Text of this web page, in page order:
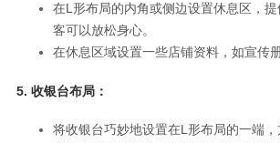
在L形布局的内角或侧边设置休息区，
客可以放松身心。
在休息区域设置一些店铺资料，如宣传
5. 收银台布局：
将收银台巧妙地设置在L形布局的一端，